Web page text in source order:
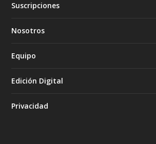
Suscripciones
Nosotros
Equipo
Edición Digital
Privacidad